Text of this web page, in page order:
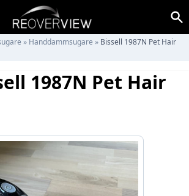
» Handdammsugare » Bissell 1987N Pet Hair
1987N Pet Hair